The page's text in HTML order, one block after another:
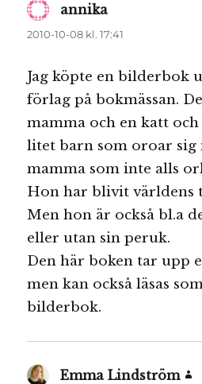
annika
2010-10-08 kl. 17:41
Jag köpte en bilderbok
förlag på bokmässan.
mamma och en katt
litet barn som oroar sig
mamma som inte alls
Hon har blivit världens
Men hon är också bl.a
eller utan sin peruk.
Den här boken tar upp
men kan också läsas
bilderbok.
Emma Lindström